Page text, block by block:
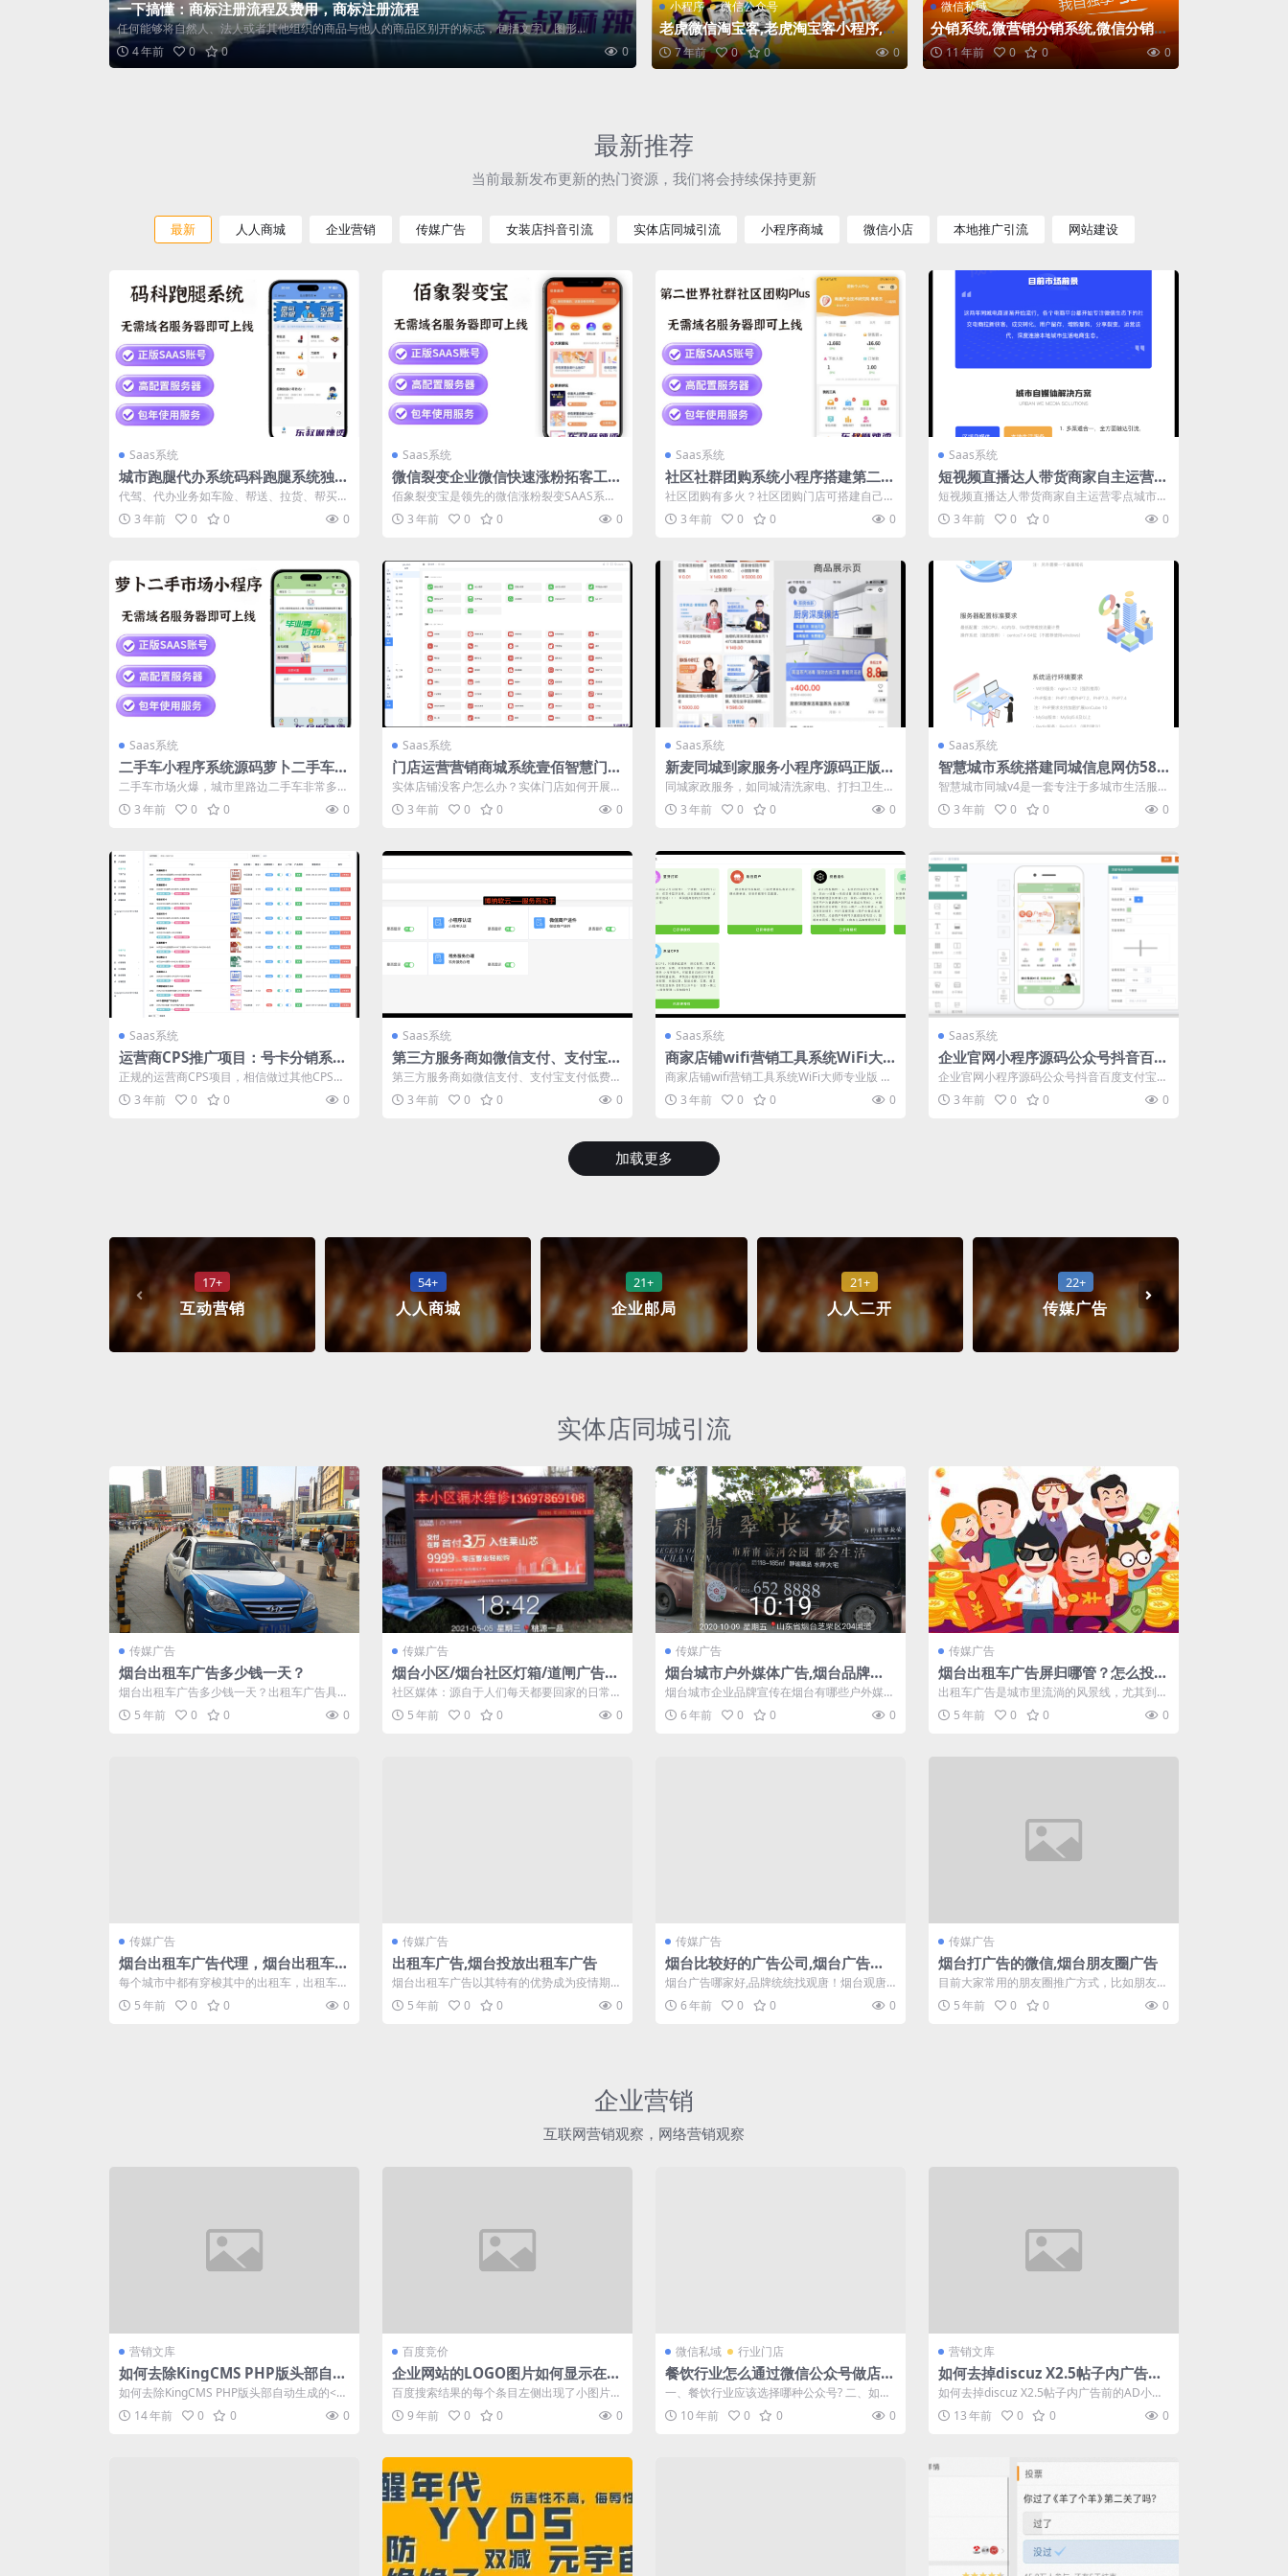
一下搞懂：商标注册流程及费用，商标注册流程
任何能够将自然人、法人或者其他组织的商品与他人的商品区别开的标志，包括文字、图形...
4 年前
0 0 0
小程序 微信公众号
老虎微信淘宝客,老虎淘宝客小程序,老
虎微信淘宝客源码
7 年前 0 0 0
微信私域
分销系统,微营销分销系统,微信分销平
台,微分销源码
11 年前 0 0 0
最新推荐
当前最新发布更新的热门资源，我们将会持续保持更新
最新 人人商城 企业营销 传媒广告 女装店抖音引流 实体店同城引流 小程序商城 微信小店 本地推广引流 网站建设
Saas系统
城市跑腿代办系统码科跑腿系统独立
版全插件版源码坑位
代驾、代办业务如车险、帮送、拉货、帮买、
家政等跑腿服务可搭建自己的小程序系统，
城...3 年前 0 0 0
Saas系统
微信裂变企业微信快速涨粉拓客工具
佰象裂变宝全插件源码坑位
佰象裂变宝是领先的微信涨粉裂变SAAS系
统。我们致力于为您提供好用，易用的裂变
营...3 年前 0 0 0
Saas系统
社区社群团购系统小程序搭建第二世
界社群社区团购Plus系统正版源码S
AAS账号
社区团购有多火？社区团购门店可搭建自己的
社区团购小程序，第二世界社群社区团购Pl...
3 年前 0 0 0
Saas系统
短视频直播达人带货商家自主运营零
点城市社交电商系统源码坑位
短视频直播达人带货商家自主运营零点城市社
交电商系统源码坑位,各个电商平台都开始专...
3 年前 0 0 0
Saas系统
二手车小程序系统源码萝卜二手车正
版源码坑位saas账号
二手车市场火爆，城市里路边二手车非常多，
为方便用户看车二手车企业可以搭建自己的
小...3 年前 0 0 0
Saas系统
门店运营营销商城系统壹佰智慧门店
V3全功能全端全插件正版源码SAAS
账号
实体店铺没客户怎么办？实体门店如何开展获
客运营？壹佰智慧门店V3实现全场景、全渠...
3 年前 0 0 0
Saas系统
新麦同城到家服务小程序源码正版坑
位账号预约上门家政服务
同城家政服务，如同城清洗家电、打扫卫生、
家政行业供不应求的矛盾依然严重。家政服
务...3 年前 0 0 0
Saas系统
智慧城市系统搭建同城信息网仿58
小程序正版源码saas账号
智慧城市同城v4是一套专注于多城市生活服务
同城技术解决方案，全面覆盖同城信息、商...
3 年前 0 0 0
Saas系统
运营商CPS推广项目：号卡分销系统
saas版坑位账号
正规的运营商CPS项目，相信做过其他CPS的
朋友很容易就能理解。简单的说就是帮助...
3 年前 0 0 0
Saas系统
第三方服务商如微信支付、支付宝支
付低费率申请等进件助手聚合版坑位
第三方服务商如微信支付、支付宝支付低费率
申请等进件助手聚合版坑位,，如免300元...
3 年前 0 0 0
Saas系统
商家店铺wifi营销工具系统WiFi大
师专业版 全插件saas版坑位账号
商家店铺wifi营销工具系统WiFi大师专业版 全
插件saas版坑位账号, 商家...
3 年前 0 0 0
Saas系统
企业官网小程序源码公众号抖音百度
支付宝小程序建站saas版坑位
企业官网小程序源码公众号抖音百度支付宝小
程序建站saas版坑位，创作者可以在线制...
3 年前 0 0 0
加载更多
17+
互动营销
54+
人人商城
21+
企业邮局
21+
人人二开
22+
传媒广告
实体店同城引流
传媒广告
烟台出租车广告多少钱一天？
烟台出租车广告多少钱一天？出租车广告具有
全程传播的效果，烟台2000多辆出租车，...
5 年前 0 0 0
传媒广告
烟台小区/烟台社区灯箱/道闸广告牌
广告怎么投放？
社区媒体：源自于人们每天都要回家的日常生
活形态，以烟台五区中高端社区为阵地，安
装...5 年前 0 0 0
传媒广告
烟台城市户外媒体广告,烟台品牌产
品宣传渠道
烟台城市企业品牌宣传在烟台有哪些户外媒体
广告？烟台户外媒体广告——我们主要运营
烟...6 年前 0 0 0
传媒广告
烟台出租车广告屏归哪管？怎么投放
广告？
出租车广告是城市里流淌的风景线，尤其到了
晚上，那缕彩色的霓虹更是引人注目，具备
非...5 年前 0 0 0
传媒广告
烟台出租车广告代理，烟台出租车广
告代理公司
每个城市中都有穿梭其中的出租车，出租车广
告如同一道美丽的风景线，形成城市的广告
文...5 年前 0 0 0
传媒广告
出租车广告,烟台投放出租车广告
烟台出租车广告以其特有的优势成为疫情期间
最受欢迎的广告形式之一，出行率的下降，
导...5 年前 0 0 0
传媒广告
烟台比较好的广告公司,烟台广告公
司联系方式
烟台广告哪家好,品牌统统找观唐！烟台观唐
广告传媒有限公司成立于2012年，是烟台...
6 年前 0 0 0
传媒广告
烟台打广告的微信,烟台朋友圈广告
目前大家常用的朋友圈推广方式，比如朋友圈
广告、视频号推广、微信号群发等，很多人
对...5 年前 0 0 0
企业营销
互联网营销观察，网络营销观察
营销文库
如何去除KingCMS PHP版头部自动
生成的generator信息
如何去除KingCMS PHP版头部自动生成的<m
eta name=\&#...
14 年前 0 0 0
百度竞价
企业网站的LOGO图片如何显示在百
度搜索结果里？
百度搜索结果的每个条目左侧出现了小图片，
这一变化可以说是极大满足了用户的体验，
不...9 年前 0 0 0
微信私域 行业门店
餐饮行业怎么通过微信公众号做店铺
运营？微餐饮解决方案
一、餐饮行业应该选择哪种公众号? 二、如何
改造流程，提高翻台率和坪效? 三、如何...
10 年前 0 0 0
营销文库
如何去掉discuz X2.5帖子内广告前
的AD小图标？
如何去掉discuz X2.5帖子内广告前的AD小图
标？ 有人给出的办法是，将a...
13 年前 0 0 0